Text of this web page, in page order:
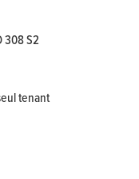
308 S2
tenant